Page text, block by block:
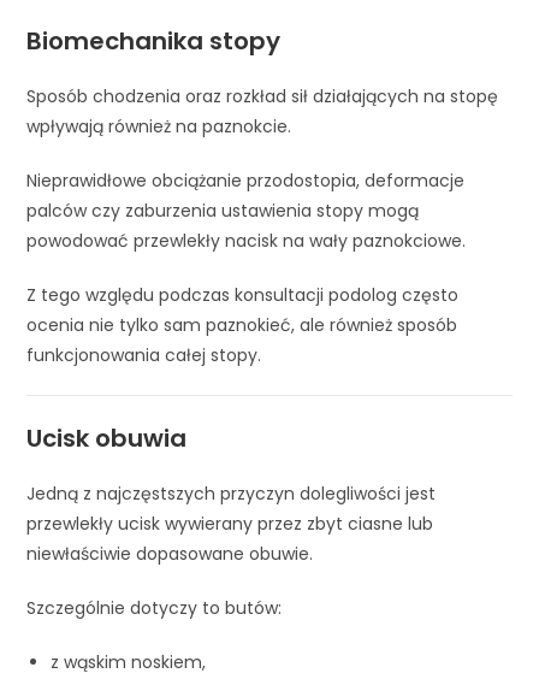
Biomechanika stopy
Sposób chodzenia oraz rozkład sił działających na stopę
wpływają również na paznokcie.
Nieprawidłowe obciążanie przodostopia, deformacje
palców czy zaburzenia ustawienia stopy mogą
powodować przewlekły nacisk na wały paznokciowe.
Z tego względu podczas konsultacji podolog często
ocenia nie tylko sam paznokieć, ale również sposób
funkcjonowania całej stopy.
Ucisk obuwia
Jedną z najczęstszych przyczyn dolegliwości jest
przewlekły ucisk wywierany przez zbyt ciasne lub
niewłaściwie dopasowane obuwie.
Szczególnie dotyczy to butów:
z wąskim noskiem,